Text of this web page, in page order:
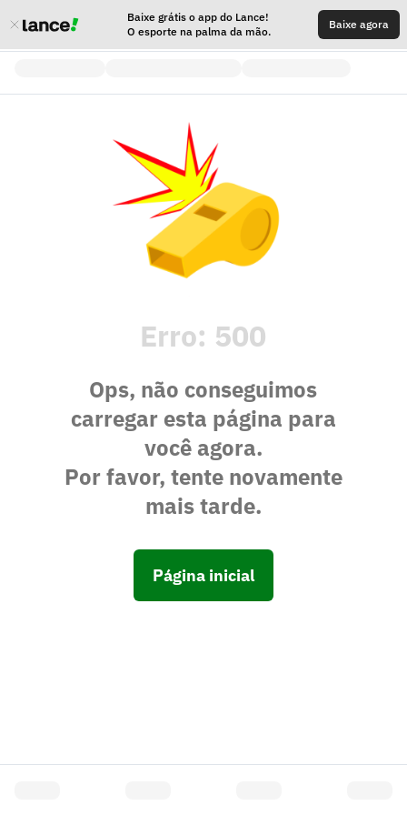
Baixe grátis o app do Lance!
O esporte na palma da mão.
Baixe agora
Erro: 500
Ops, não conseguimos
carregar esta página para
você agora.
Por favor, tente novamente
mais tarde.
Página inicial